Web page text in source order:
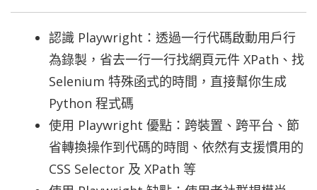
認識 Playwright：透過一行代碼啟動用戶行
為錄製，省去一行一行找網頁元件 XPath、找
Selenium 特殊函式的時間，直接幫你生成
Python 程式碼
使用 Playwright 優點：跨裝置、跨平台、節
省轉換操作到代碼的時間、依然有支援慣用的
CSS Selector 及 XPath 等